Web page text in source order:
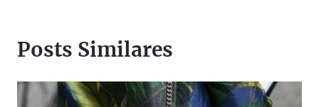
Posts Similares